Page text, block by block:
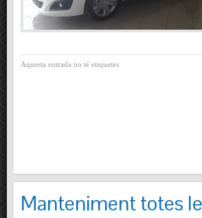
Aquesta entrada no té etiquetes
Manteniment totes